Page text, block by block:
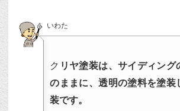
いわた
ク リヤ塗装は、サイディング
のままに、透明の塗料を塗装
装です。